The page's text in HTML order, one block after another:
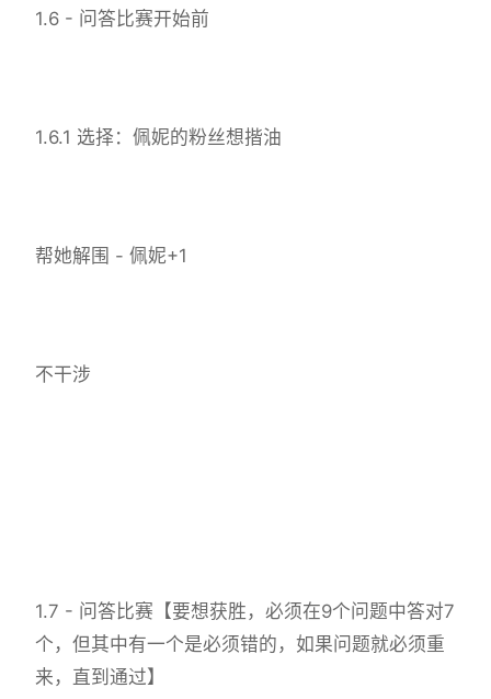
1.6 - 问答比赛开始前
1.6.1 选择：佩妮的粉丝想揩油
帮她解围 - 佩妮+1
不干涉
1.7 - 问答比赛【要想获胜，必须在9个问题中答对7
个，但其中有一个是必须错的，如果问题就必须重
来，直到通过】